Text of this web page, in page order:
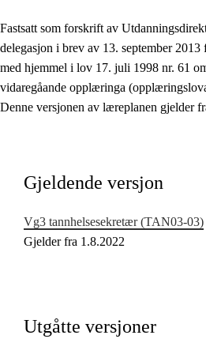
Fagenes relevans og sentrale
Grunnleggende ferdigheter
Fastsatt som forskrift av
delegasjon i brev av 13. september 2013
med hjemmel i lov 17. juli 1998 nr. 61
vidaregåande opplæringa
Denne versjonen av læreplanen gjelder
Gjeldende versjon
Vg3 tannhelsesekretær (TAN03‑03)
Gjelder fra 1.8.2022
Utgåtte versjoner